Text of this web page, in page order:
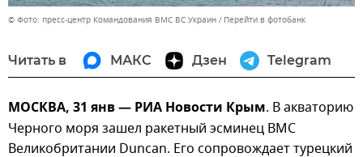
© Фото: пресс-центр Командования ВМС ВС Украин Перейти в фотобанк
Читать в МАКС Дзен Telegram
МОСКВА, 31 янв — РИА Новости Крым. В акваторию
Черного моря зашел ракетный эсминец ВМС
Великобритании Duncan. Его сопровождает турецкий